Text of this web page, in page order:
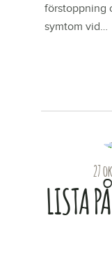
förstoppning
symtom vid…
27
LISTA